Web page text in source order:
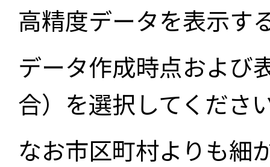
高精度データを表示す
データ作成時点および
合）を選択してくださ
なお市区町村よりも細